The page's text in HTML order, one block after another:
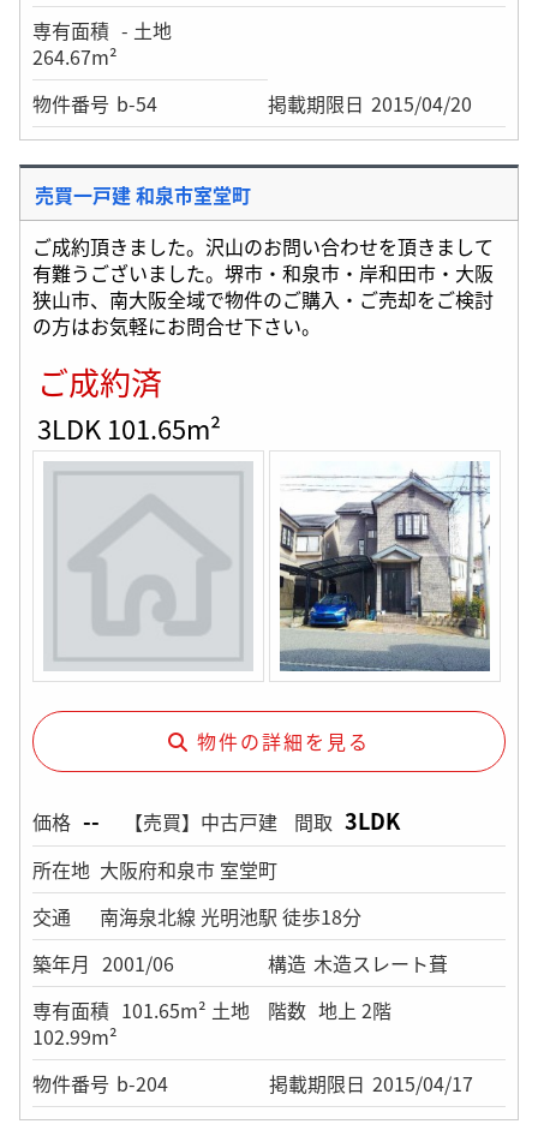
専有面積 - 土地
264.67m²
物件番号 b-54 掲載期限日 2015/04/20
売買一戸建 和泉市室堂町
ご成約頂きました。沢山のお問い合わせを頂きまして
有難うございました。堺市・和泉市・岸和田市・大阪
狭山市、南大阪全域で物件のご購入・ご売却をご検討
の方はお気軽にお問合せ下さい。
ご成約済
3LDK 101.65m²
物件の詳細を見る
価格 -- 【売買】中古戸建 間取 3LDK
所在地 大阪府和泉市 室堂町
交通
南海泉北線 光明池駅 徒歩18分
築年月 2001/06 構造 木造スレート葺
専有面積 101.65m² 土地
102.99m²
階数 地上 2階
物件番号 b-204 掲載期限日 2015/04/17